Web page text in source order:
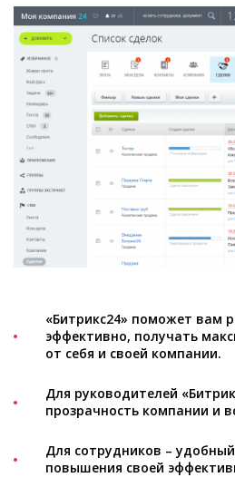
«Битрикс24» поможет вам
эффективно, получать
от себя и своей компании.
Для руководителей
прозрачность компании и
Для сотрудников –
повышения своей